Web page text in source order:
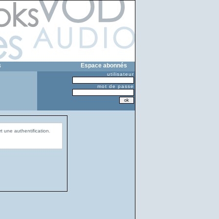
Espace abonnés
utilisateur
mot de passe
une authentification.